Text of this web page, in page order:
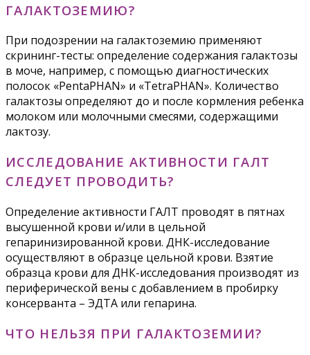
ГАЛАКТОЗЕМИЮ?
При подозрении на галактоземию применяют
скрининг-тесты: определение содержания галактозы
в моче, например, с помощью диагностических
полосок «PentaPHAN» и «TetraPHAN». Количество
галактозы определяют до и после кормления ребенка
молоком или молочными смесями, содержащими
лактозу.
ИССЛЕДОВАНИЕ АКТИВНОСТИ ГАЛТ
СЛЕДУЕТ ПРОВОДИТЬ?
Определение активности ГАЛТ проводят в пятнах
высушенной крови и/или в цельной
гепаринизированной крови. ДНК-исследование
осуществляют в образце цельной крови. Взятие
образца крови для ДНК-исследования производят из
периферической вены с добавлением в пробирку
консерванта – ЭДТА или гепарина.
ЧТО НЕЛЬЗЯ ПРИ ГАЛАКТОЗЕМИИ?